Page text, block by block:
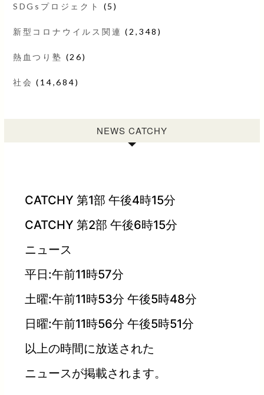
SDGsプロジェクト (5)
新型コロナウイルス関連 (2,348)
熱血つり塾 (26)
社会 (14,684)
NEWS CATCHY
CATCHY 第1部 午後4時15分
CATCHY 第2部 午後6時15分
ニュース
平日:午前11時57分
土曜:午前11時53分 午後5時48分
日曜:午前11時56分 午後5時51分
以上の時間に放送された
ニュースが掲載されます。